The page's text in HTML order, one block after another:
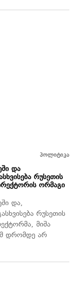
პოლიტიკა
და
რუსეთის
ორმაგი
და,
რუსეთის
მიშა
დრომდე არ